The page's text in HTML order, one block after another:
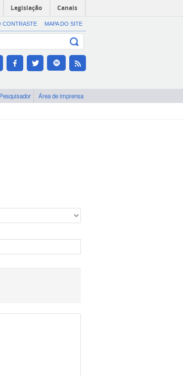
Legislação Canais
CONTRASTE MAPA DO SITE
Área de imprensa